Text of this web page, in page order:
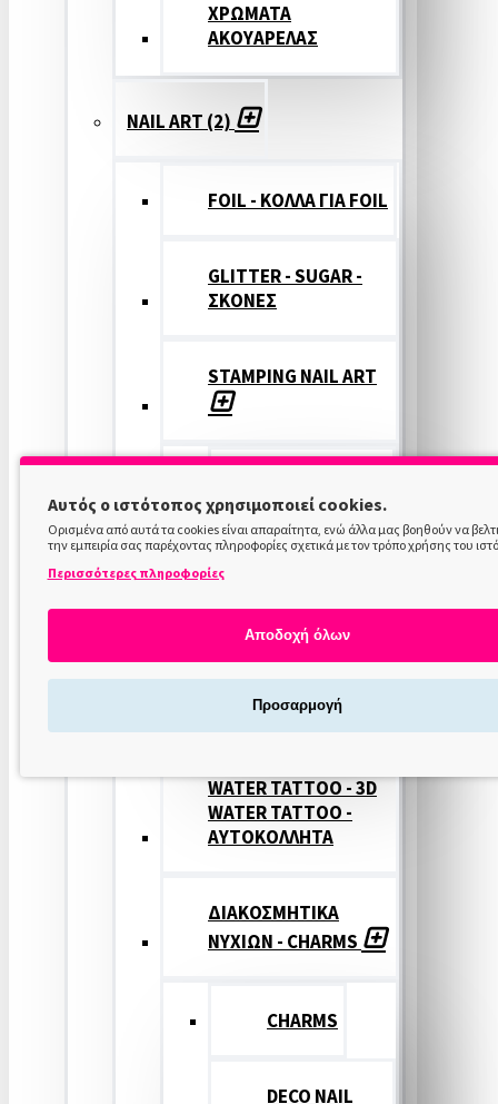
ΧΡΩΜΑΤΑ
ΑΚΟΥΑΡΕΛΑΣ
NAIL ART (2)
FOIL - ΚΟΛΛΑ ΓΙΑ FOIL
GLITTER - SUGAR -
ΣΚΟΝΕΣ
STAMPING NAIL ART
COLOR
ΝΥΧΙΩΝ
ΣΦΡΑΓΙΔΕΣ
ΝΥΧΙΩΝ
WATER TATTOO - 3D
WATER TATTOO -
ΑΥΤΟΚΟΛΛΗΤΑ
ΔΙΑΚΟΣΜΗΤΙΚΑ
ΝΥΧΙΩΝ - CHARMS
CHARMS
DECO NAIL
Αυτός ο ιστότοπος χρησιμοποιεί cookies.
Ορισμένα από αυτά τα cookies είναι απαραίτητα, ενώ άλλα μας βοηθούν να
την εμπειρία σας παρέχοντας πληροφορίες σχετικά με τον τρόπο χρήσης του
Περισσότερες πληροφορίες
Αποδοχή όλων
Προσαρμογή